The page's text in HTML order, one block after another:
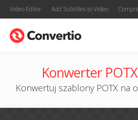
Video Editor Add Subtitles to Video
Konwerter POTX
Konwertuj szablony POTX na